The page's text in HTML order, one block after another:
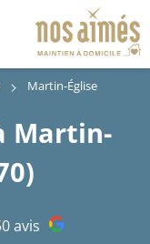
Martin-Église
Martin-
avis